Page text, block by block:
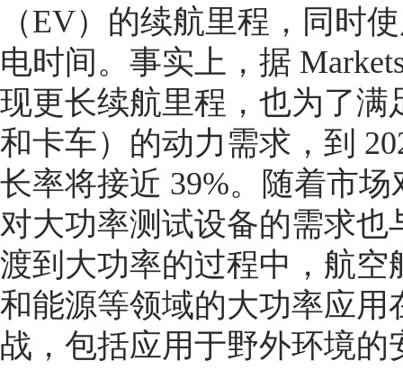
（EV）的续航里程，同时
电时间。事实上，据
现更长续航里程，也为了
和卡车）的动力需求，到
长率将接近 39%。随着市
对大功率测试设备的需求
渡到大功率的过程中，航
和能源等领域的大功率应
战，包括应用于野外环境的